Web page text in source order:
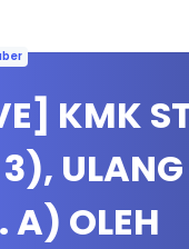
KMK
A) OLEH